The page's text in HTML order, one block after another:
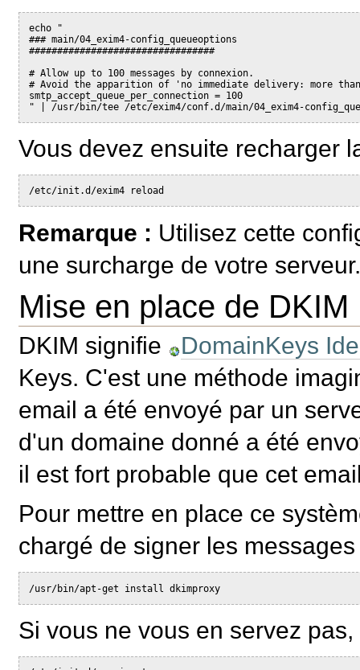
echo "
### main/04_exim4-config_queueoptions
#################################
# Allow up to 100 messages by connexion.
# Avoid the apparition of 'no immediate delivery: more
smtp_accept_queue_per_connection = 100
" | /usr/bin/tee /etc/exim4/conf.d/main/04_exim4-
Vous devez ensuite recharger
/etc/init.d/exim4 reload
Remarque : Utilisez cette
une surcharge de votre
Mise en place de DKIM
DKIM signifie
DomainKeys
Keys. C'est une méthode
email a été envoyé par un
d'un domaine donné a été
il est fort probable que cet
Pour mettre en place ce
chargé de signer les
/usr/bin/apt-get install dkimproxy
Si vous ne vous en servez